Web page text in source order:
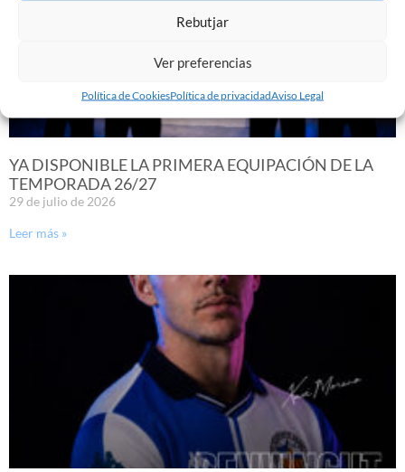
Rebutjar
Ver preferencias
Política de CookiesPolítica de privacidadAviso Legal
YA DISPONIBLE LA PRIMERA EQUIPACIÓN DE LA
TEMPORADA 26/27
29 de julio de 2026
Leer más »